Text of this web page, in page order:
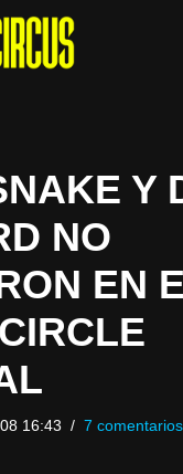
Y
NO
EN
16:43 7 comentarios